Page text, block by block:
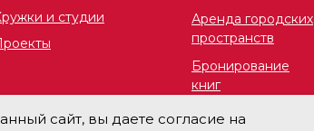
сайт, вы даете согласие на
и студии
Аренда городских
пространств
Бронирование
книг